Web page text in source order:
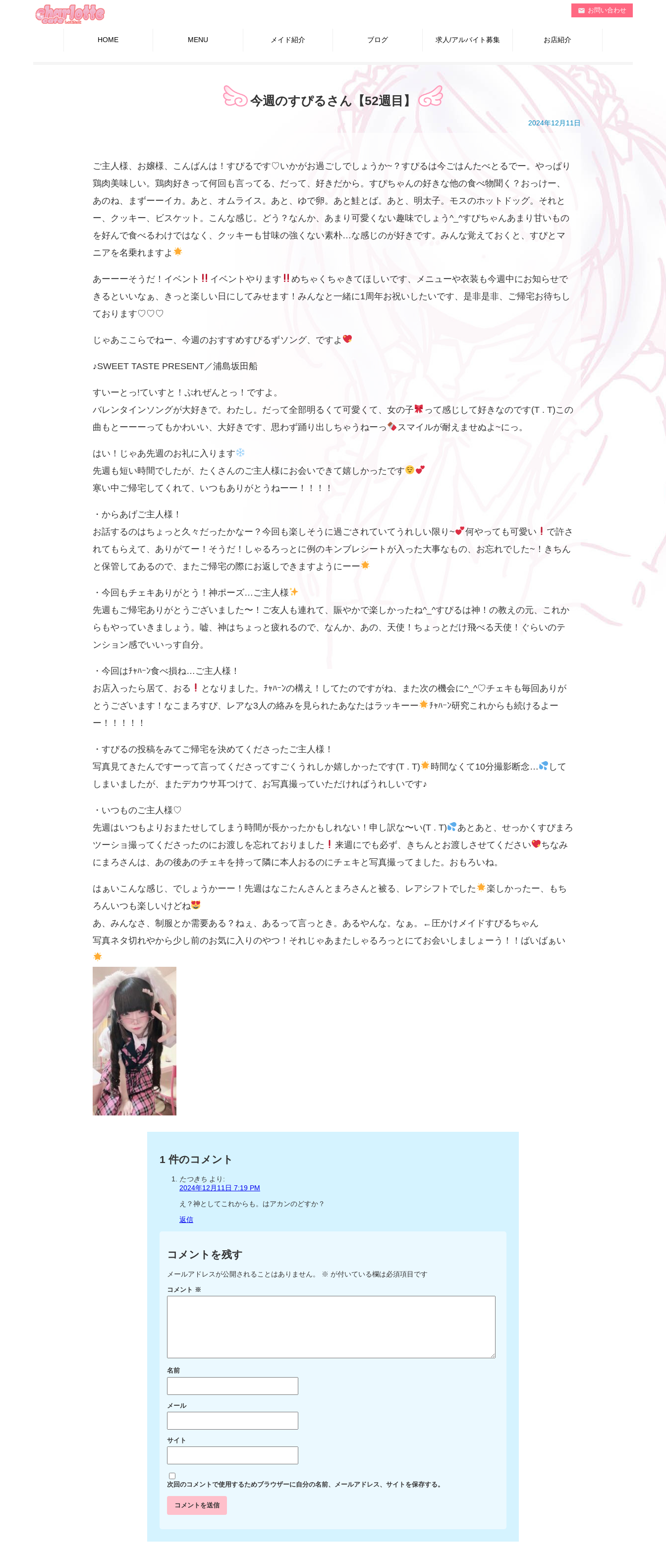
mail お問い合わせ
HOME MENU メイド紹介 ブログ 求人/アルバイト募集 お店紹介
今週のすぴるさん【52週目】
2024年12月11日
ご主人様、お嬢様、こんばんは！すぴるです♡いかがお過ごしでしょうか~？すぴるは今ごはんたべとるでー。やっぱり
鶏肉美味しい。鶏肉好きって何回も言ってる、だって、好きだから。すぴちゃんの好きな他の食べ物聞く？おっけー、
あのね、まずーーイカ。あと、オムライス。あと、ゆで卵。あと鮭とば。あと、明太子。モスのホットドッグ。それと
ー、クッキー、ビスケット。こんな感じ。どう？なんか、あまり可愛くない趣味でしょう^_^すぴちゃんあまり甘いもの
を好んで食べるわけではなく、クッキーも甘味の強くない素朴…な感じのが好きです。みんな覚えておくと、すぴとマ
ニアを名乗れますよ
あーーーそうだ！イベント イベントやります
めちゃくちゃきてほしいです、メニューや衣装も今週中にお知らせで
きるといいなぁ、きっと楽しい日にしてみせます！みんなと一緒に1周年お祝いしたいです、是非是非、ご帰宅お待ちし
ております♡♡♡
じゃあここらでねー、今週のおすすめすぴるずソング、ですよ
♪SWEET TASTE PRESENT／浦島坂田船
すいーとっ!ていすと！ぷれぜんとっ！ですよ。
バレンタインソングが大好きで。わたし。だって全部明るくて可愛くて、女の子
って感じして好きなのです(T . T)この
曲もとーーーってもかわいい、大好きです、思わず踊り出しちゃうねーっ
スマイルが耐えませぬよ~にっ。
はい！じゃあ先週のお礼に入ります
先週も短い時間でしたが、たくさんのご主人様にお会いできて嬉しかったです
寒い中ご帰宅してくれて、いつもありがとうねーー！！！！
・からあげご主人様！
お話するのはちょっと久々だったかなー？今回も楽しそうに過ごされていてうれしい限り~
何やっても可愛い
で許さ
れてもらえて、ありがてー！そうだ！しゃるろっとに例のキンブレシートが入った大事なもの、お忘れでした~！きちん
と保管してあるので、またご帰宅の際にお返しできますようにーー
・今回もチェキありがとう！神ポーズ…ご主人様
先週もご帰宅ありがとうございました〜！ご友人も連れて、賑やかで楽しかったね^_^すぴるは神！の教えの元、これか
らもやっていきましょう。嘘、神はちょっと疲れるので、なんか、あの、天使！ちょっとだけ飛べる天使！ぐらいのテ
ンション感でいいっす自分。
・今回はﾁｬﾊｰﾝ食べ損ね…ご主人様！
お店入ったら居て、おる
となりました。ﾁｬﾊｰﾝの構え！してたのですがね、また次の機会に^_^♡チェキも毎回ありが
とうございます！なこまろすぴ、レアな3人の絡みを見られたあなたはラッキーー
ﾁｬﾊｰﾝ研究これからも続けるよー
ー！！！！！
・すぴるの投稿をみてご帰宅を決めてくださったご主人様！
写真見てきたんですーって言ってくださってすごくうれしか嬉しかったです(T . T)
時間なくて10分撮影断念…
して
しまいましたが、またデカウサ耳つけて、お写真撮っていただければうれしいです♪
・いつものご主人様♡
先週はいつもよりおまたせしてしまう時間が長かったかもしれない！申し訳な〜い(T . T)
あとあと、せっかくすぴまろ
ツーショ撮ってくださったのにお渡しを忘れておりました
来週にでも必ず、きちんとお渡しさせてください
ちなみ
にまろさんは、あの後あのチェキを持って隣に本人おるのにチェキと写真撮ってました。おもろいね。
はぁいこんな感じ、でしょうかーー！先週はなこたんさんとまろさんと被る、レアシフトでした
楽しかったー、もち
ろんいつも楽しいけどね
あ、みんなさ、制服とか需要ある？ねぇ、あるって言っとき。あるやんな。なぁ。←圧かけメイドすぴるちゃん
写真ネタ切れやから少し前のお気に入りのやつ！それじゃあまたしゃるろっとにてお会いしましょーう！！ばいばぁい
1 件のコメント
たつきち より:
2024年12月11日 7:19 PM
え？神としてこれからも。はアカンのどすか？
返信
コメントを残す
メールアドレスが公開されることはありません。 ※ が付いている欄は必須項目です
コメント ※
名前
メール
サイト
次回のコメントで使用するためブラウザーに自分の名前、メールアドレス、サイトを保存する。